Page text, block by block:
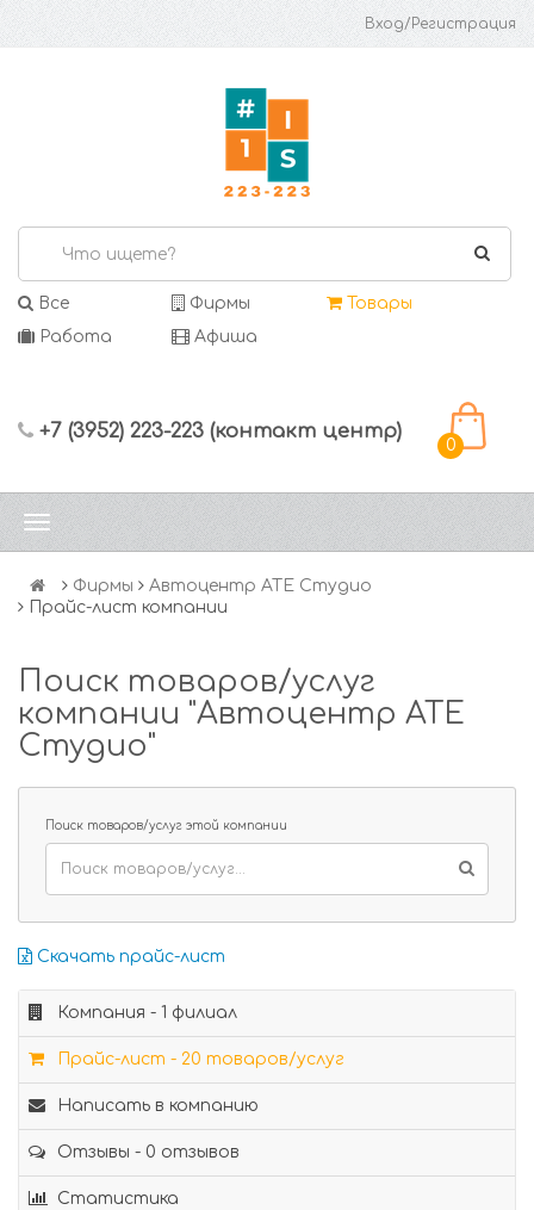
Вход/Регистрация
Все Фирмы
Товары
Работа
Афиша
+7 (3952) 223-223 (контакт центр)
0
Фирмы
Автоцентр АТЕ Студио
Прайс-лист компании
Поиск товаров/услуг
компании "Автоцентр АТЕ
Студио"
Поиск товаров/услуг этой компании
Скачать прайс-лист
Компания - 1 филиал
Прайс-лист - 20 товаров/услуг
Написать в компанию
Отзывы - 0 отзывов
Статистика